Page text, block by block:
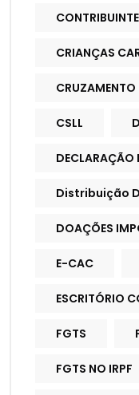
CONTRIBUINTE
CRIANÇAS
CSLL
DECLARAÇÃO
Distribuição
DOAÇÕES
E-CAC
ESCRITÓRIO
FGTS
FGTS NO IRPF